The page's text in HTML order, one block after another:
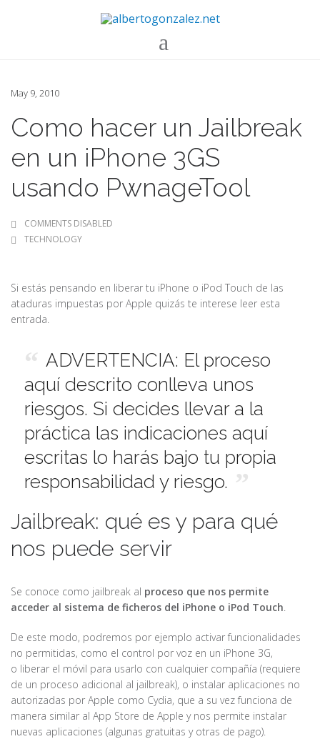
May 9, 2010
Como hacer un Jailbreak
en un iPhone 3GS
usando PwnageTool
COMMENTS DISABLED
TECHNOLOGY
Si estás pensando en liberar tu iPhone o iPod Touch de las
ataduras impuestas por Apple quizás te interese leer esta
entrada.
ADVERTENCIA: El proceso
aquí descrito conlleva unos
riesgos. Si decides llevar a la
práctica las indicaciones aquí
escritas lo harás bajo tu propia
responsabilidad y riesgo.
Jailbreak: qué es y para qué
nos puede servir
Se conoce como jailbreak al proceso que nos permite
acceder al sistema de ficheros del iPhone o iPod Touch.
De este modo, podremos por ejemplo activar funcionalidades
no permitidas, como el control por voz en un iPhone 3G,
o liberar el móvil para usarlo con cualquier compañía (requiere
de un proceso adicional al jailbreak), o instalar aplicaciones no
autorizadas por Apple como Cydia, que a su vez funciona de
manera similar al App Store de Apple y nos permite instalar
nuevas aplicaciones (algunas gratuitas y otras de pago).